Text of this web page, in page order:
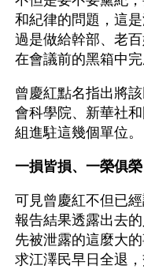
和紀律的問題，這
過是做給幹部、老
在會議前的黑箱中完
曾慶紅點名指出將
會科學院、新華社
組進駐這幾個單位。
一損皆損、一榮俱榮
可見曾慶紅不但已
報告結果透露出去
先被泄露的這麼大
求江澤民早日全退